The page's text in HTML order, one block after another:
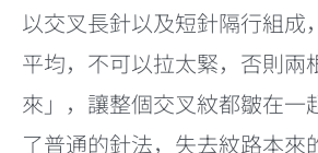
以交叉長針以及短針隔行組成
平均，不可以拉太緊，否則兩
來」，讓整個交叉紋都皺在一
了普通的針法，失去紋路本來